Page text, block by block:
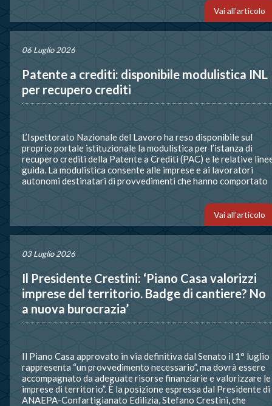
Vai all'articolo
06 Luglio 2026
Patente a crediti: disponibile modulistica INL
per recupero crediti
L’Ispettorato Nazionale del Lavoro ha reso disponibile sul
proprio portale istituzionale la modulistica per l’istanza di
recupero crediti della Patente a Crediti (PAC) e le relative
guida. La modulistica consente alle imprese e ai lavoratori
autonomi destinatari di provvedimenti che hanno comportato
Vai all'articolo
03 Luglio 2026
Il Presidente Crestini: ‘Piano Casa valorizzi
imprese del territorio. Badge di cantiere? No
a nuova burocrazia’
Il Piano Casa approvato in via definitiva dal Senato il 1° luglio
rappresenta “un provvedimento necessario”, ma dovrà essere
accompagnato da adeguate risorse finanziarie e valorizzare le
imprese di territorio”. È la posizione espressa dal Presidente di
ANAEPA-Confartigianato Edilizia, Stefano Crestini, che